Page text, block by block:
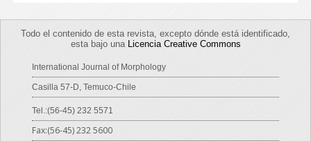
Todo el contenido de esta revista, excepto dónde está identificado,
esta bajo una Licencia Creative Commons
International Journal of Morphology
Casilla 57-D, Temuco-Chile
Tel.:(56-45) 232 5571
Fax:(56-45) 232 5600